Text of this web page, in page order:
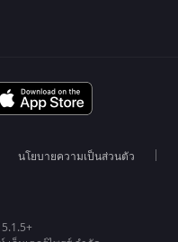
นโยบายความเป็นส่วนตัว